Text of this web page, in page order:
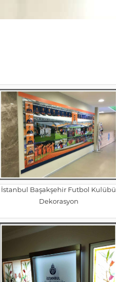
İstanbul Başakşehir Futbol Kulübü
Dekorasyon